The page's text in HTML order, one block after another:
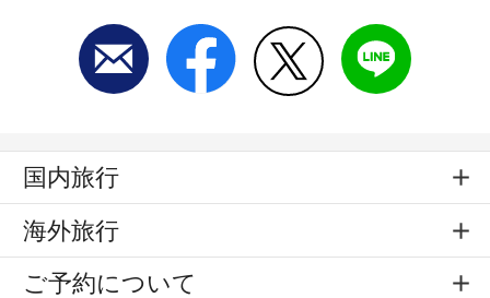
国内旅行
海外旅行
ご予約について